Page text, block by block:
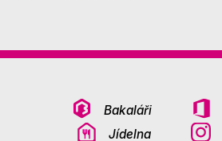
Bakaláři
Jídelna